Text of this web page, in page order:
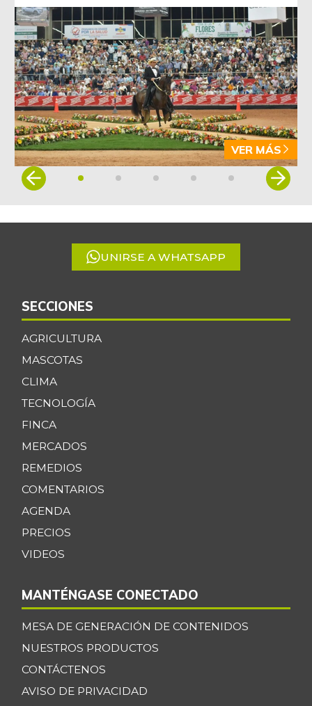
VER MÁS
Item
5
UNIRSE A WHATSAPP
SECCIONES
AGRICULTURA
MASCOTAS
CLIMA
TECNOLOGÍA
FINCA
MERCADOS
REMEDIOS
COMENTARIOS
AGENDA
PRECIOS
VIDEOS
MANTÉNGASE CONECTADO
MESA DE GENERACIÓN DE CONTENIDOS
NUESTROS PRODUCTOS
CONTÁCTENOS
AVISO DE PRIVACIDAD